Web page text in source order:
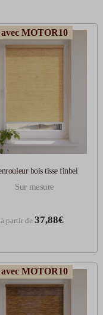
MOTOR10
bois tisse finbel
Sur mesure
à partir de 37,88€
MOTOR10